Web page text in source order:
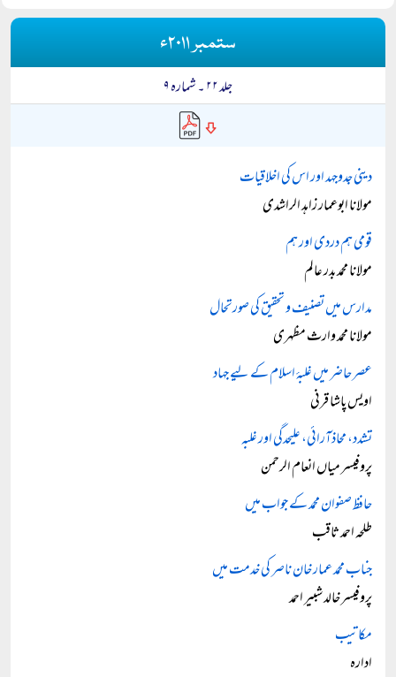
ستمبر ۲۰۱۱ء
جلد ۲۲ ۔ شمارہ ۹
دینی جدوجہد اور اس کی اخلاقیات
مولانا ابوعمار زاہد الراشدی
قومی ہم دردی اور ہم
مولانا محمد بدر عالم
مدارس میں تصنیف و تحقیق کی صورتحال
مولانا محمد وارث مظہری
عصر حاضر میں غلبۂ اسلام کے لیے جہاد
اویس پاشا قرنی
تشدد، محاذآرائی، علیحدگی اور غلبہ
پروفیسر میاں انعام الرحمن
حافظ صفوان محمد کے جواب میں
طلحہ احمد ثاقب
جناب محمد عمار خان ناصر کی خدمت میں
پروفیسر خالد شبیر احمد
مکاتیب
ادارہ